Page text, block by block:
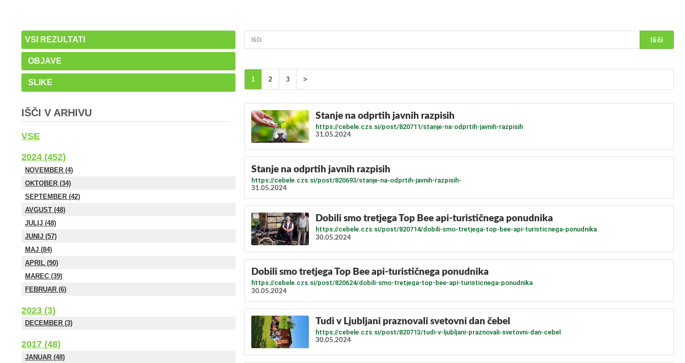
VSI REZULTATI
OBJAVE
SLIKE
IŠČI V ARHIVU
VSE
2024 (452)
NOVEMBER (4)
OKTOBER (34)
SEPTEMBER (42)
AVGUST (48)
JULIJ (48)
JUNIJ (57)
MAJ (84)
APRIL (90)
MAREC (39)
FEBRUAR (6)
2023 (3)
DECEMBER (3)
2017 (48)
JANUAR (48)
1 2 3 >
Stanje na odprtih javnih razpisih
https://cebele.czs.si/post/820711/stanje-na-odprtih-javnih-razpisih
31.05.2024
Stanje na odprtih javnih razpisih
https://cebele.czs.si/post/820693/stanje-na-odprtih-javnih-razpisih-
31.05.2024
​Dobili smo tretjega Top Bee api-turističnega ponudnika
https://cebele.czs.si/post/820714/dobili-smo-tretjega-top-bee-api-turisticnega-ponudnika
30.05.2024
​Dobili smo tretjega Top Bee api-turističnega ponudnika
https://cebele.czs.si/post/820624/dobili-smo-tretjega-top-bee-api-turisticnega-ponudnika
30.05.2024
Tudi v Ljubljani praznovali svetovni dan čebel
https://cebele.czs.si/post/820713/tudi-v-ljubljani-praznovali-svetovni-dan-cebel
30.05.2024